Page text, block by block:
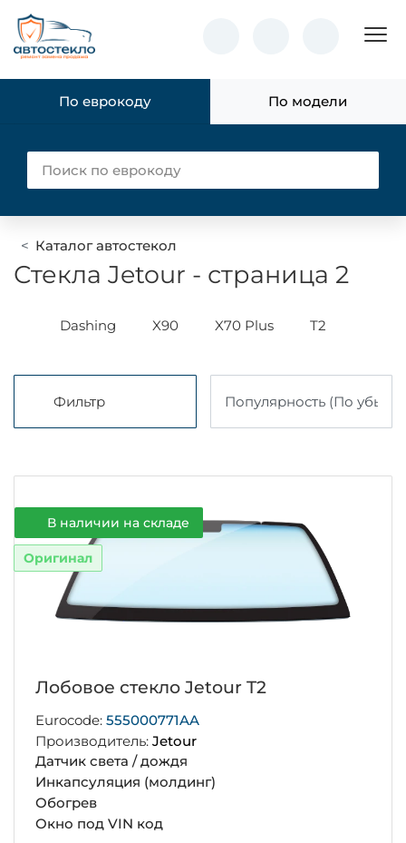
По еврокоду По модели
Каталог автостекол
Стекла Jetour - страница 2
Dashing X90 X70 Plus T2
Фильтр
В наличии на складе
Оригинал
Лобовое стекло Jetour T2
Eurocode: 555000771AA
Производитель: Jetour
Датчик света / дождя
Инкапсуляция (молдинг)
Обогрев
Окно под VIN код